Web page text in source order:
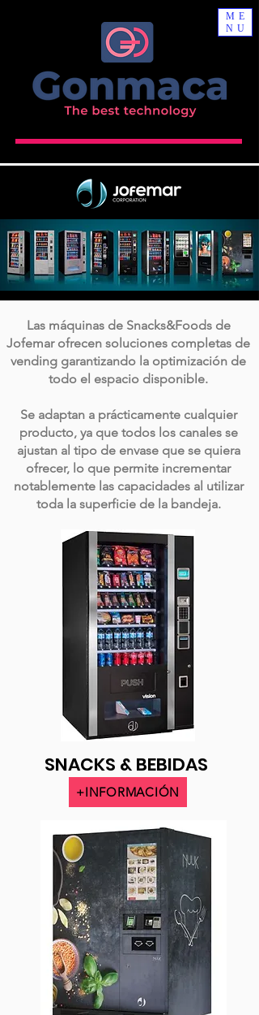
ME
NU
Las máquinas de Snacks&Foods de
Jofemar ofrecen soluciones completas de
vending garantizando la optimización de
todo el espacio disponible.
Se adaptan a prácticamente cualquier
producto, ya que todos los canales se
ajustan al tipo de envase que se quiera
ofrecer, lo que permite incrementar
notablemente las capacidades al utilizar
toda la superficie de la bandeja.
SNACKS & BEBIDAS
+INFORMACIÓN